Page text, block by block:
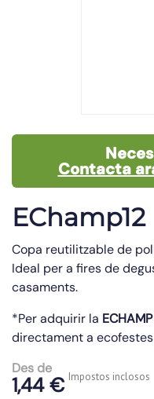
Contacta
EChamp12
Copa reutilitzable de
Ideal per a fires de
casaments.
*Per adquirir la
directament a
Des de
1,44 € Impostos inclosos